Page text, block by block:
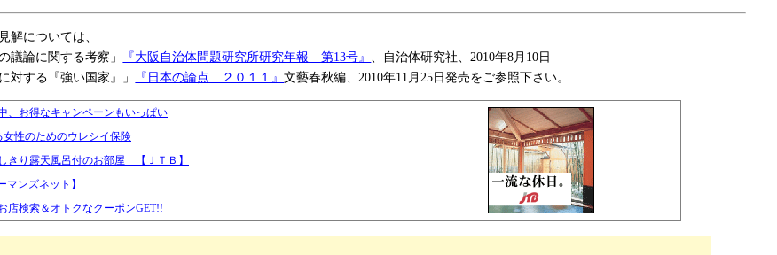
解については、
議論に関する考察」
『大阪自治体問題研究所研究年報 第13号』
、自治体研究社、2010年8月10日
対する『強い国家』」
『日本の論点 ２０１１』文藝春秋編、2010年11月25日発売をご参照下さい。
、お得なキャンペーンもいっぱい
性のためのウレシイ保険
きり露天風呂付のお部屋 【ＪＴＢ】
ンズネット】
店検索＆オトクなクーポンGET!!